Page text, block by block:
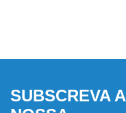
SUBSCREVA A